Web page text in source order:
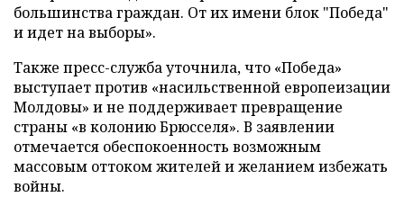
большинства граждан. От их имени блок "Победа"
и идет на выборы».
Также пресс-служба уточнила, что «Победа»
выступает против «насильственной европеизации
Молдовы» и не поддерживает превращение
страны «в колонию Брюсселя». В заявлении
отмечается обеспокоенность возможным
массовым оттоком жителей и желанием избежать
войны.